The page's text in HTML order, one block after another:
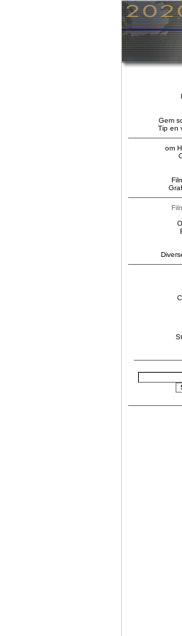
Gem
Tip en
om